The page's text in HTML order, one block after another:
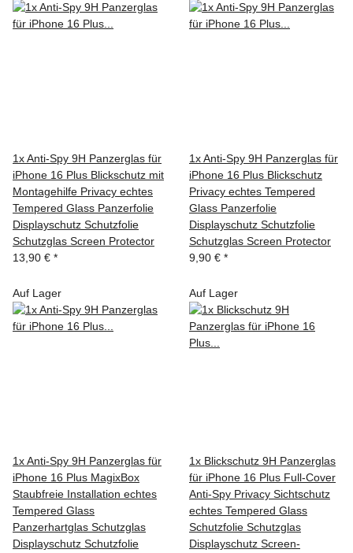
1x Anti-Spy 9H Panzerglas für
iPhone 16 Plus Blickschutz mit
Montagehilfe Privacy echtes
Tempered Glass Panzerfolie
Displayschutz Schutzfolie
Schutzglas Screen Protector
13,90 € *
1x Anti-Spy 9H Panzerglas für
iPhone 16 Plus Blickschutz
Privacy echtes Tempered
Glass Panzerfolie
Displayschutz Schutzfolie
Schutzglas Screen Protector
9,90 € *
Auf Lager
1x Anti-Spy 9H Panzerglas für
iPhone 16 Plus MagixBox
Staubfreie Installation echtes
Tempered Glass
Panzerhartglas Schutzglas
Displayschutz Schutzfolie
Auf Lager
1x Blickschutz 9H Panzerglas
für iPhone 16 Plus Full-Cover
Anti-Spy Privacy Sichtschutz
echtes Tempered Glass
Schutzfolie Schutzglas
Displayschutz Screen-